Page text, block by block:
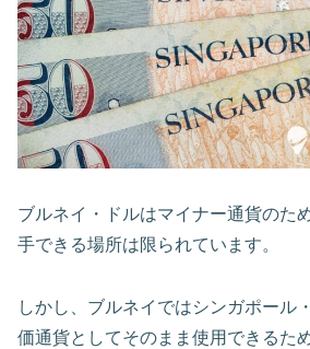
ブルネイ・ドルはマイナー通貨のた
手できる場所は限られています。
しかし、ブルネイではシンガポール
価通貨としてそのまま使用できるた